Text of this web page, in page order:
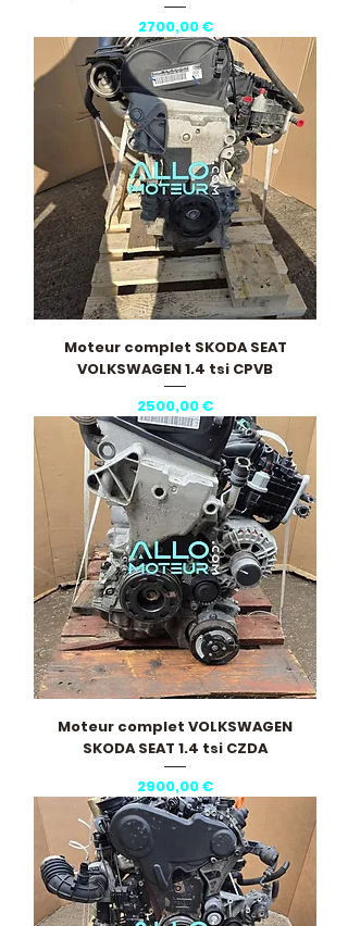
Precio
2700,00 €
Moteur complet SKODA SEAT
VOLKSWAGEN 1.4 tsi CPVB
Precio
2500,00 €
Moteur complet VOLKSWAGEN
SKODA SEAT 1.4 tsi CZDA
Precio
2900,00 €